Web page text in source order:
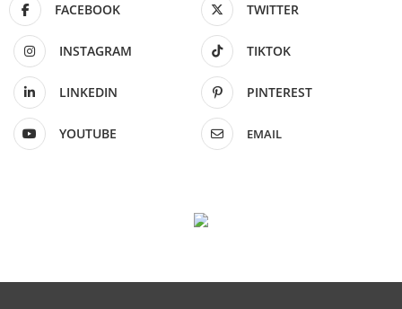
FACEBOOK TWITTER
INSTAGRAM TIKTOK
LINKEDIN PINTEREST
YOUTUBE EMAIL